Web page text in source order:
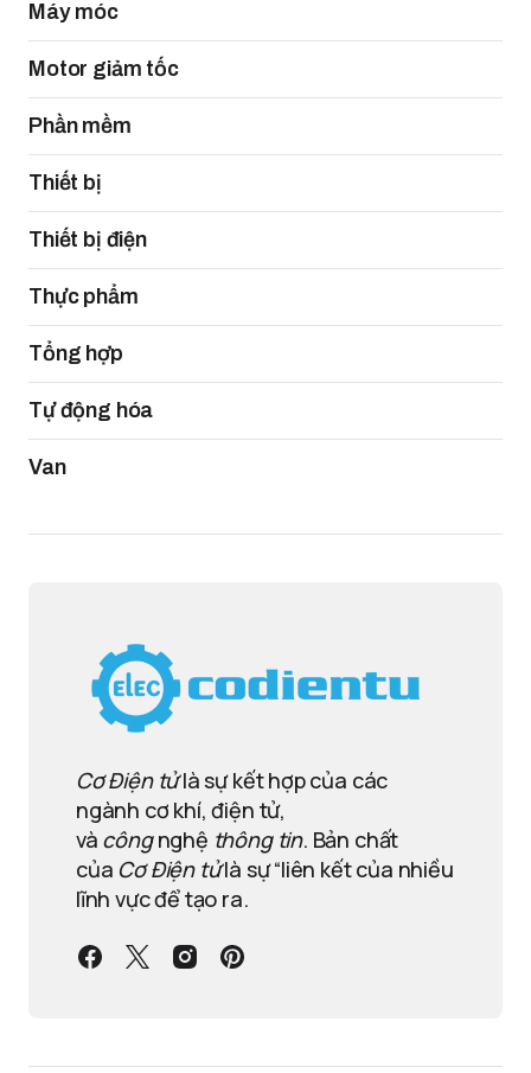
Máy móc
Motor giảm tốc
Phần mềm
Thiết bị
Thiết bị điện
Thực phẩm
Tổng hợp
Tự động hóa
Van
Cơ Điện tửlà sự kết hợp của các
ngành cơ khí, điện tử,
và côngnghệ thông tin. Bản chất
của Cơ Điện tửlà sự “liên kết của nhiều
lĩnh vực để tạo ra.